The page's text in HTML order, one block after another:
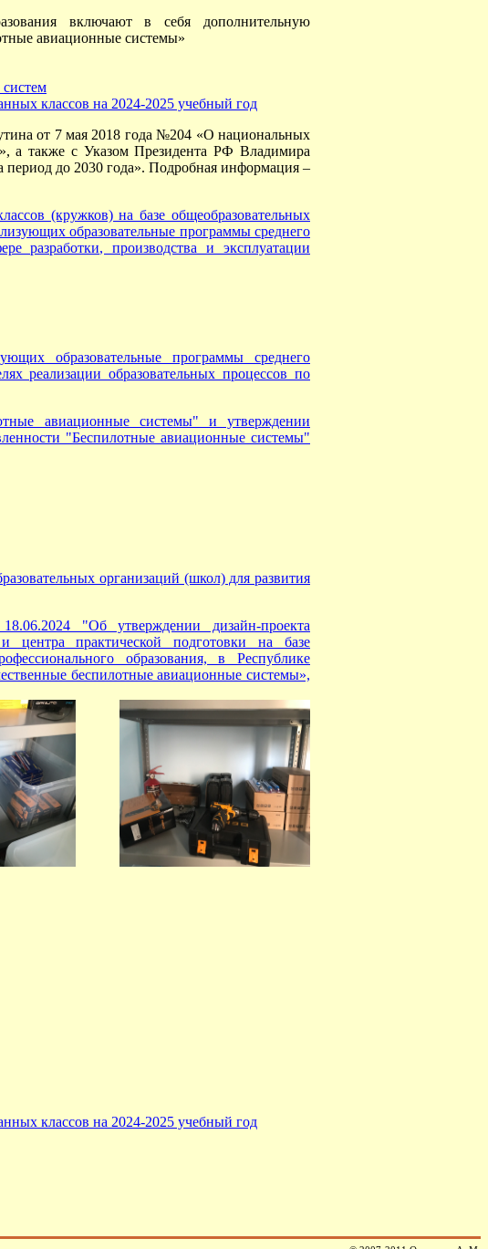
включают в себя дополнительную
авиационные системы»
классов на 2024-2025 учебный год
от 7 мая 2018 года №204 «О национальных
а также с Указом Президента РФ Владимира
до 2030 года». Подробная информация –
(кружков) на базе общеобразовательных
образовательные программы среднего
разработки, производства и эксплуатации
образовательные программы среднего
реализации образовательных процессов по
авиационные системы" и утверждении
"Беспилотные авиационные системы"
организаций (школ) для развития
"Об утверждении дизайн-проекта
центра практической подготовки на базе
образования, в Республике
беспилотные авиационные системы»,
классов на 2024-2025 учебный год